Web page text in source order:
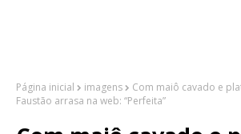
Página inicial imagens
Com maiô cavado e
Faustão arrasa na web: “Perfeita”